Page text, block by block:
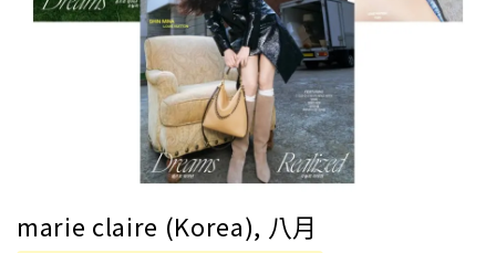
marie claire (Korea), 八月